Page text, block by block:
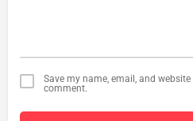
Save my name, email, and
comment.